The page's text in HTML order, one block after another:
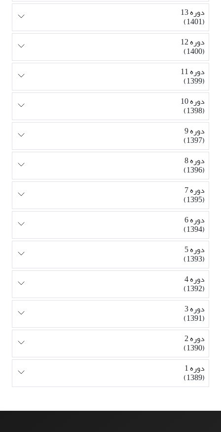
دوره 13
(1401)
دوره 12
(1400)
دوره 11
(1399)
دوره 10
(1398)
دوره 9
(1397)
دوره 8
(1396)
دوره 7
(1395)
دوره 6
(1394)
دوره 5
(1393)
دوره 4
(1392)
دوره 3
(1391)
دوره 2
(1390)
دوره 1
(1389)